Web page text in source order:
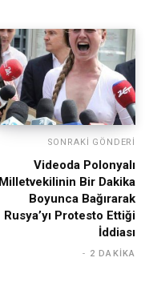
SONRAKI GÖNDERI
Videoda Polonyalı
Milletvekilinin Bir Dakika
Boyunca Bağırarak
Rusya’yı Protesto Ettiği
İddiası
2 DAKIKA